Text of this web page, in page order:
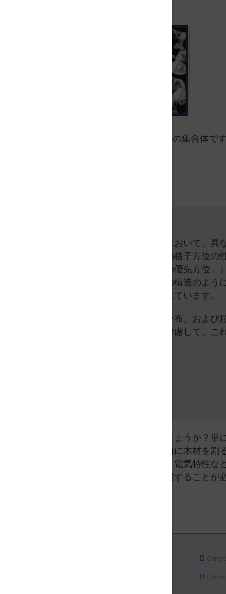
材料は一般的に単結晶粒子の集合体です
多くの変形材料や加工材料において、
ムではありません。これらの格子方位
組織」（地質学では「結晶の優先方位
鉱物や二相鋼中の異なる鉄の構造のよ
造が含まれる材料）が含まれています。
材料の粒子の集まり、相の分布、およ
他の微細な構成要素と共に考慮して、こ
なぜ微細構造が重要なのでしょうか？
て木材を割る場合と、横方向に木材を
強度、靭性、延性、耐食性、電気特性
めに、微細構造の特性を把握することが